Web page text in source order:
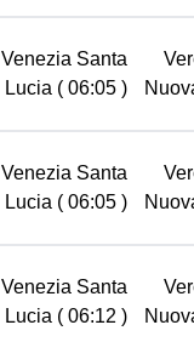
Venezia Santa
Lucia ( 06:05 )
Venezia Santa
Lucia ( 06:05 )
Venezia Santa
Lucia ( 06:12 )